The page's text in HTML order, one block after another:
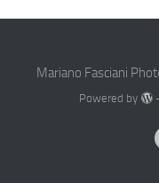
Mariano Fasciani
Powered by -